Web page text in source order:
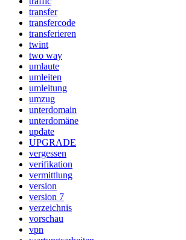
transfer
transfercode
transferieren
twint
two way
umlaute
umleiten
umleitung
umzug
unterdomain
unterdomäne
update
UPGRADE
vergessen
verifikation
vermittlung
version
version 7
verzeichnis
vorschau
vpn